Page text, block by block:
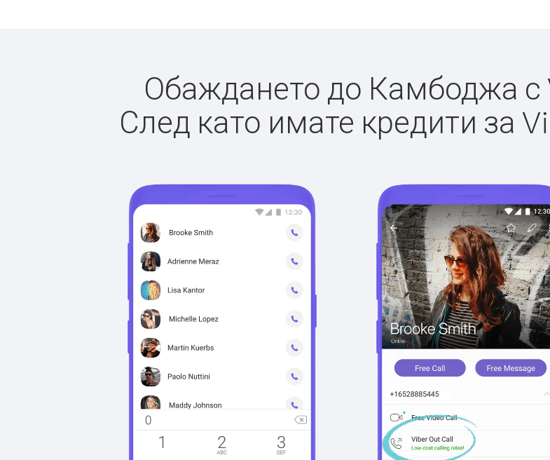
Обаждането до Камбоджа с
След като имате кредити за